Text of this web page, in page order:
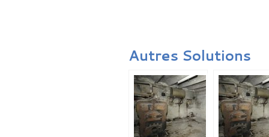
Autres Solutions